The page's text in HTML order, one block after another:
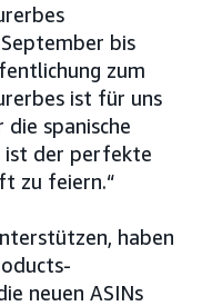
bis
zum
ist für uns
die spanische
ist der perfekte
zu feiern.“
haben
neuen ASINs